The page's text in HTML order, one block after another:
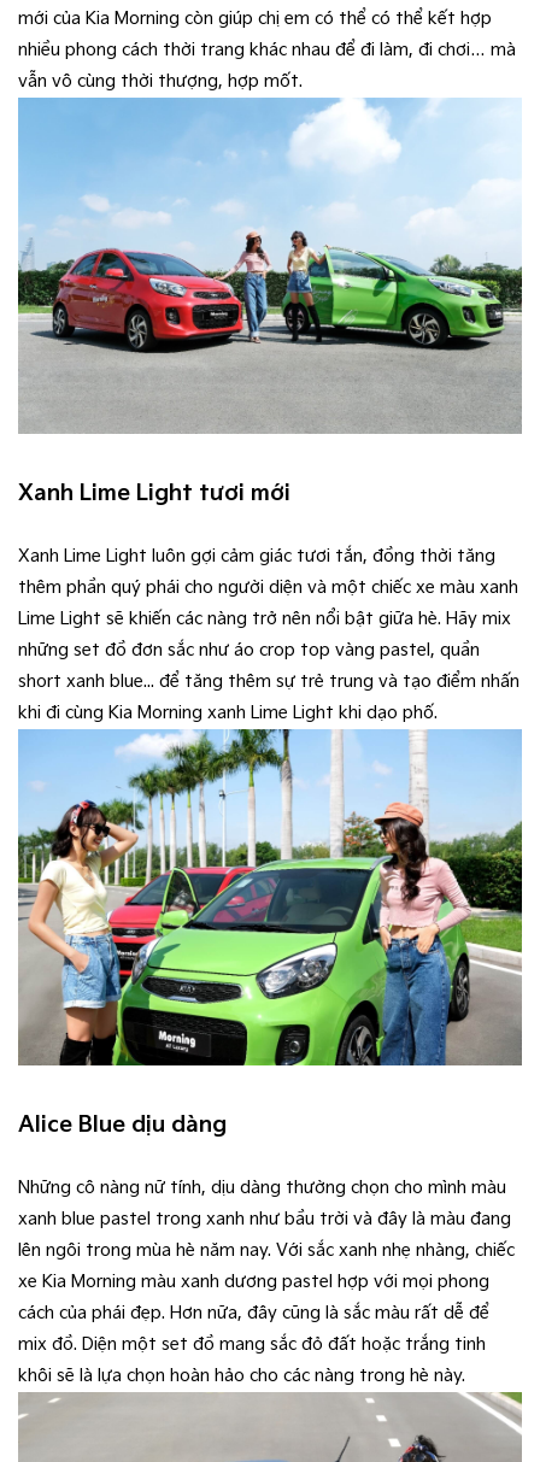
mới của Kia Morning còn giúp chị em có thể có thể kết hợp
nhiều phong cách thời trang khác nhau để đi làm, đi chơi… mà
vẫn vô cùng thời thượng, hợp mốt.
Xanh Lime Light tươi mới
Xanh Lime Light luôn gợi cảm giác tươi tắn, đồng thời tăng
thêm phần quý phái cho người diện và một chiếc xe màu xanh
Lime Light sẽ khiến các nàng trở nên nổi bật giữa hè. Hãy mix
những set đồ đơn sắc như áo crop top vàng pastel, quần
short xanh blue... để tăng thêm sự trẻ trung và tạo điểm nhấn
khi đi cùng Kia Morning xanh Lime Light khi dạo phố.
Alice Blue dịu dàng
Những cô nàng nữ tính, dịu dàng thường chọn cho mình màu
xanh blue pastel trong xanh như bầu trời và đây là màu đang
lên ngôi trong mùa hè năm nay. Với sắc xanh nhẹ nhàng, chiếc
xe Kia Morning màu xanh dương pastel hợp với mọi phong
cách của phái đẹp. Hơn nữa, đây cũng là sắc màu rất dễ để
mix đồ. Diện một set đồ mang sắc đỏ đất hoặc trắng tinh
khôi sẽ là lựa chọn hoàn hảo cho các nàng trong hè này.